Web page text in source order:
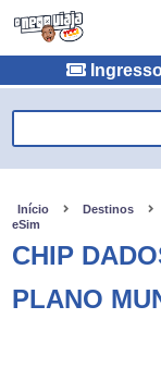
Início Destinos
eSim
CHIP
PLANO